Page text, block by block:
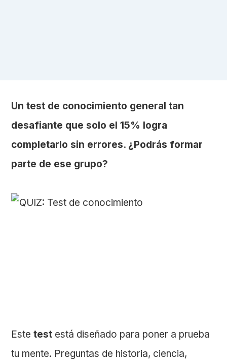
Un test de conocimiento general tan
desafiante que solo el 15% logra
completarlo sin errores. ¿Podrás formar
parte de ese grupo?
Estetest está diseñado para poner a prueba
tu mente. Preguntas de historia, ciencia,